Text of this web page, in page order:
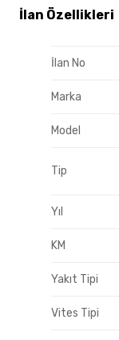
İlan Özellikleri
İlan No
Marka
Model
Tip
Yıl
KM
Yakıt Tipi
Vites Tipi